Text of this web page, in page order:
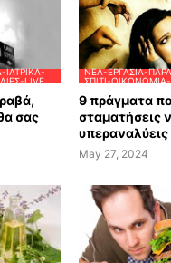
LIVE
σας
ΝΈΑ-ΕΡΓΑΣΊΑ-
ΣΠΊΤΙ-
9 πράγματα
σταματήσεις
υπεραναλύεις
May 27, 2024